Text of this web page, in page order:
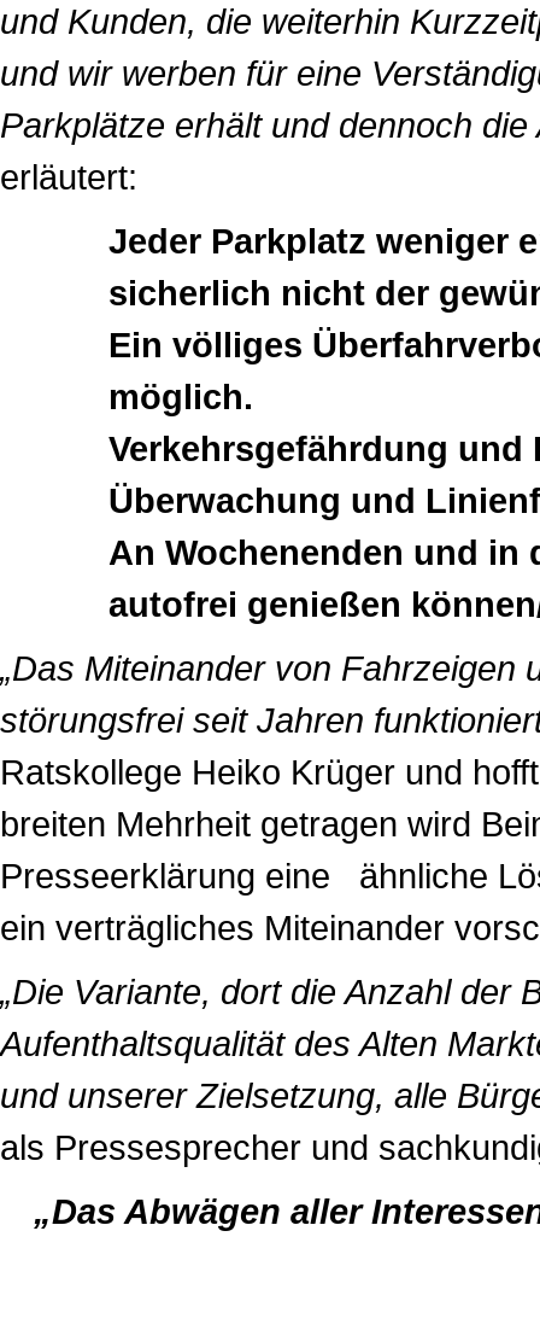
und Kunden, die weiterhin
und wir werben für eine
Parkplätze erhält und dennoch
erläutert:
Jeder Parkplatz weniger
sicherlich nicht der
Ein völliges
möglich.
Verkehrsgefährdung
Überwachung und
An Wochenenden und in
autofrei genießen
„Das Miteinander von Fahrzeigen
störungsfrei seit Jahren
Ratskollege Heiko Krüger und
breiten Mehrheit getragen wird
Presseerklärung eine ähnliche
ein verträgliches Miteinander
„Die Variante, dort die Anzahl der
Aufenthaltsqualität des Alten
und unserer Zielsetzung, alle
als Pressesprecher und
„Das Abwägen aller